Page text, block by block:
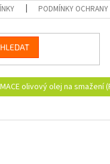
PODMÍNKY OCHRANY
HLEDAT
olivový olej na smažení